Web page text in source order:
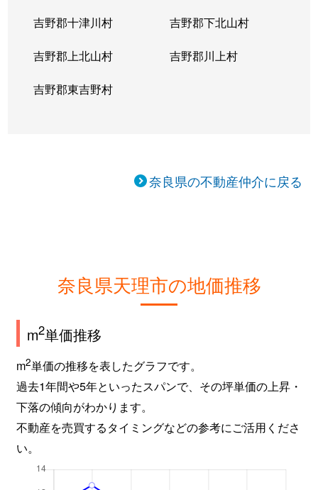
吉野郡十津川村 吉野郡下北山村
吉野郡上北山村 吉野郡川上村
吉野郡東吉野村
奈良県の不動産仲介に戻る
奈良県天理市の地価推移
m2単価推移
m2単価の推移を表したグラフです。
過去1年間や5年といったスパンで、その坪単価の上昇・
下落の傾向がわかります。
不動産を売買するタイミングなどの参考にご活用くださ
い。